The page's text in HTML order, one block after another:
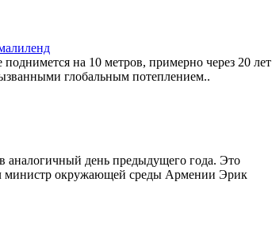
на 10 метров, примерно через 20 лет
глобальным потеплением..
день предыдущего года. Это
министр окружающей среды Армении Эрик